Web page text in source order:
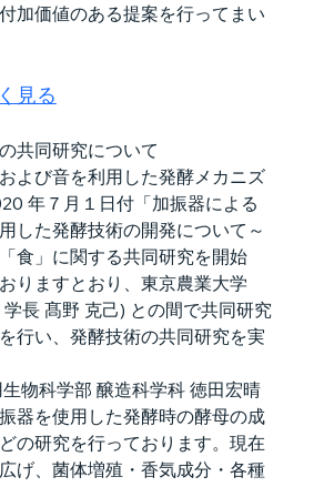
加価値のある提案を行ってまい
見る
共同研究について
よび音を利用した発酵メカニズ
年７月１日付「加振器による
した発酵技術の開発について～
食」に関する共同研究を開始
りますとおり、東京農業大学
長 髙野 克己) との間で共同研究
行い、発酵技術の共同研究を実
物科学部 醸造科学科 徳田宏晴
器を使用した発酵時の酵母の成
の研究を行っております。現在
げ、菌体増殖・香気成分・各種